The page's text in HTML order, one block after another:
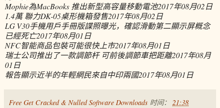
Mophie為MacBooks 推出新型高容量移動電池2017年08月02日
1.4萬 聯力DK-05桌形機箱發售2017年08月02日
LG V30手機用戶手冊版諜照曝光，確認滑動第二顯示屏概念
已經死亡2017年08月01日
NFC智能商品包裝可能很快上市2017年08月01日
瑞士公司推出了一款調節杆 可前後調節車把距離2017年08月
01日
報告顯示近半的年輕網民來自中印兩國2017年08月01日
Free Get Cracked & Nulled Software Downloads 时间： 21:38